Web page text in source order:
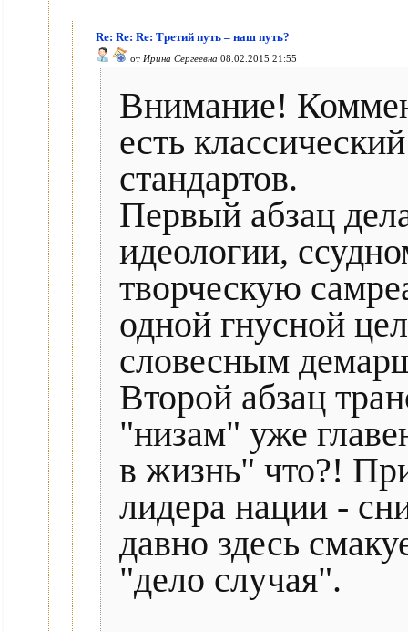
Re: Re: Re: Третий путь – наш путь?
от Ирина Сергеевна 08.02.2015 21:55
Внимание!
есть
стандартов.
Первый абзац
идеологии,
творческую
одной гнусной
словесным
Второй абзац
"низам" уже
в жизнь" что?!
лидера нации -
давно здесь
"дело случая".